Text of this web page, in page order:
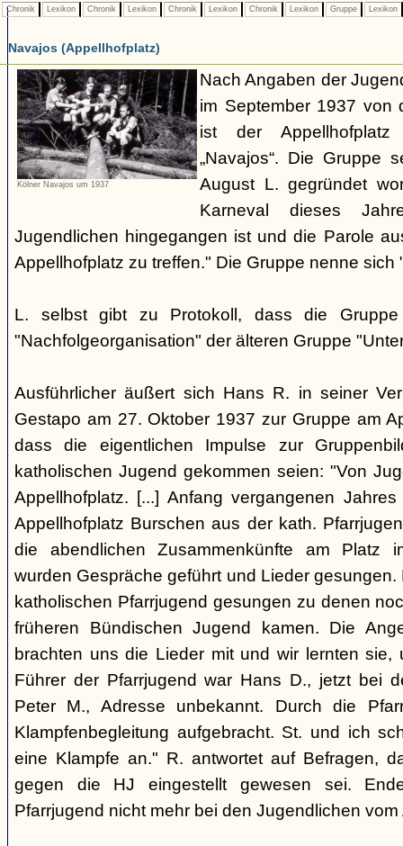
Chronik Lexikon Chronik Lexikon Chronik Lexikon Chronik Lexikon Gruppe Lexikon
Navajos (Appellhofplatz)
Kölner Navajos um 1937
Nach Angaben der
im September 1937 von
ist der
„Navajos“. Die Gruppe
August L. gegründet
Karneval dieses
Jugendlichen hingegangen ist und die Parole
Appellhofplatz zu treffen." Die Gruppe nenne sich
L. selbst gibt zu Protokoll, dass die Gruppe
"Nachfolgeorganisation" der älteren Gruppe
Ausführlicher äußert sich Hans R. in seiner
Gestapo am 27. Oktober 1937 zur Gruppe am
dass die eigentlichen Impulse zur
katholischen Jugend gekommen seien: "Von
Appellhofplatz. [...] Anfang vergangenen
Appellhofplatz Burschen aus der kath.
die abendlichen Zusammenkünfte am Platz
wurden Gespräche geführt und Lieder
katholischen Pfarrjugend gesungen zu denen
früheren Bündischen Jugend kamen. Die
brachten uns die Lieder mit und wir lernten sie,
Führer der Pfarrjugend war Hans D., jetzt bei
Peter M., Adresse unbekannt. Durch die
Klampfenbegleitung aufgebracht. St. und ich
eine Klampfe an." R. antwortet auf Befragen,
gegen die HJ eingestellt gewesen sei.
Pfarrjugend nicht mehr bei den Jugendlichen